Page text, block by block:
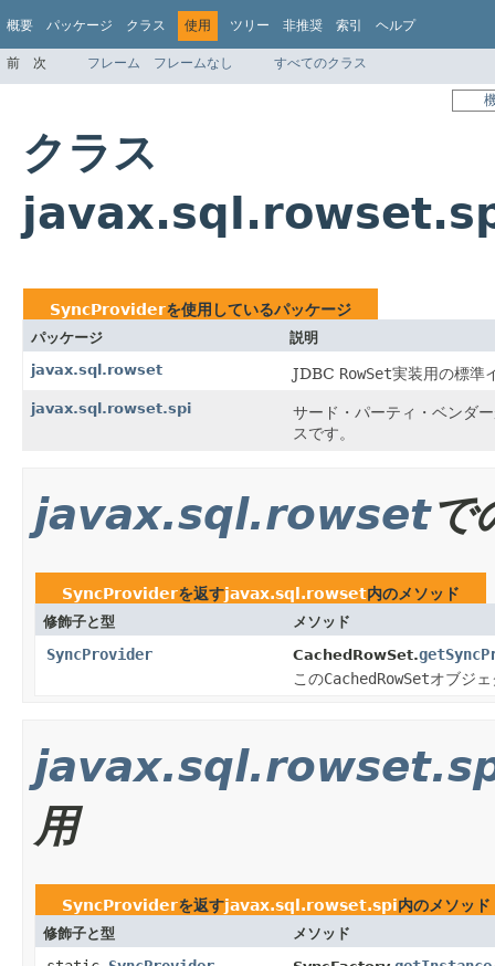
概要 パッケージ クラス 使用 ツリー 非推奨 索引 ヘルプ
前 次 フレーム フレームなし すべてのクラス
クラス
SyncProviderを使用しているパッケージ
パッケージ
説明
javax.sql.rowset
JDBC RowSet実装用の標準
javax.sql.rowset.spi
サード・パーティ・ベンダ
スです。
javax.sql.rowsetで
SyncProviderを返すjavax.sql.rowset内のメソッド
修飾子と型 メソッド
SyncProvider CachedRowSet.
このCachedRowSetオブジ
用
SyncProviderを返すjavax.sql.rowset.spi内のメソッド
修飾子と型 メソッド